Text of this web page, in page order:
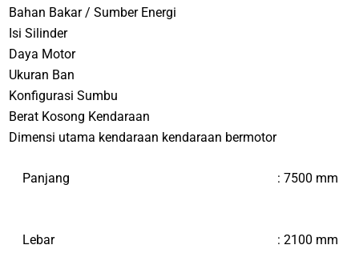
Bahan Bakar / Sumber Energi
Isi Silinder
Daya Motor
Ukuran Ban
Konfigurasi Sumbu
Berat Kosong Kendaraan
Dimensi utama kendaraan kendaraan bermotor
Panjang : 7500 mm
Lebar : 2100 mm